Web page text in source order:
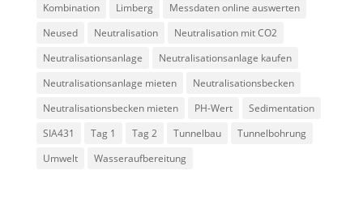
Kombination
Limberg
Messdaten online auswerten
Neused
Neutralisation
Neutralisation mit CO2
Neutralisationsanlage
Neutralisationsanlage kaufen
Neutralisationsanlage mieten
Neutralisationsbecken
Neutralisationsbecken mieten
PH-Wert
Sedimentation
SIA431
Tag 1 Tag 2 Tunnelbau
Tunnelbohrung
Umwelt
Wasseraufbereitung